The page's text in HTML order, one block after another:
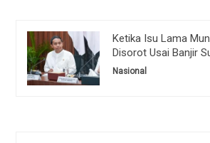
Ketika Isu Lama
Disorot Usai Banjir
Nasional